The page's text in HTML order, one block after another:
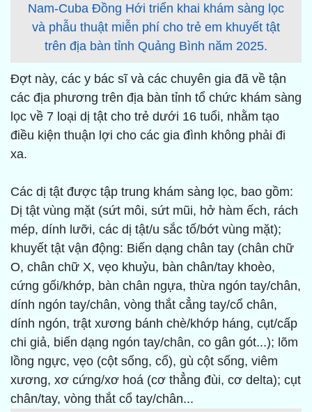
Nam-Cuba Đồng Hới triển khai khám sàng lọc
và phẫu thuật miễn phí cho trẻ em khuyết tật
trên địa bàn tỉnh Quảng Bình năm 2025.
Đợt này, các y bác sĩ và các chuyên gia đã về tận
các địa phương trên địa bàn tỉnh tổ chức khám sàng
lọc về 7 loại dị tật cho trẻ dưới 16 tuổi, nhằm tạo
điều kiện thuận lợi cho các gia đình không phải đi
xa.
Các dị tật được tập trung khám sàng lọc, bao gồm:
Dị tật vùng mặt (sứt môi, sứt mũi, hở hàm ếch, rách
mép, dính lưỡi, các dị tật/u sắc tố/bớt vùng mặt);
khuyết tật vận động: Biến dạng chân tay (chân chữ
O, chân chữ X, vẹo khuỷu, bàn chân/tay khoèo,
cứng gối/khớp, bàn chân ngựa, thừa ngón tay/chân,
dính ngón tay/chân, vòng thắt cẳng tay/cổ chân,
dính ngón, trật xương bánh chè/khớp háng, cụt/cấp
chi giả, biến dạng ngón tay/chân, co gân gót...); lõm
lồng ngực, vẹo (cột sống, cổ), gù cột sống, viêm
xương, xơ cứng/xơ hoá (cơ thẳng đùi, cơ delta); cụt
chân/tay, vòng thắt cổ tay/chân...